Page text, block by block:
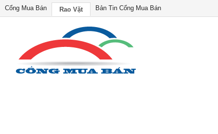
Cổng Mua Bán Rao Vặt Bản Tin Cổng Mua Bán